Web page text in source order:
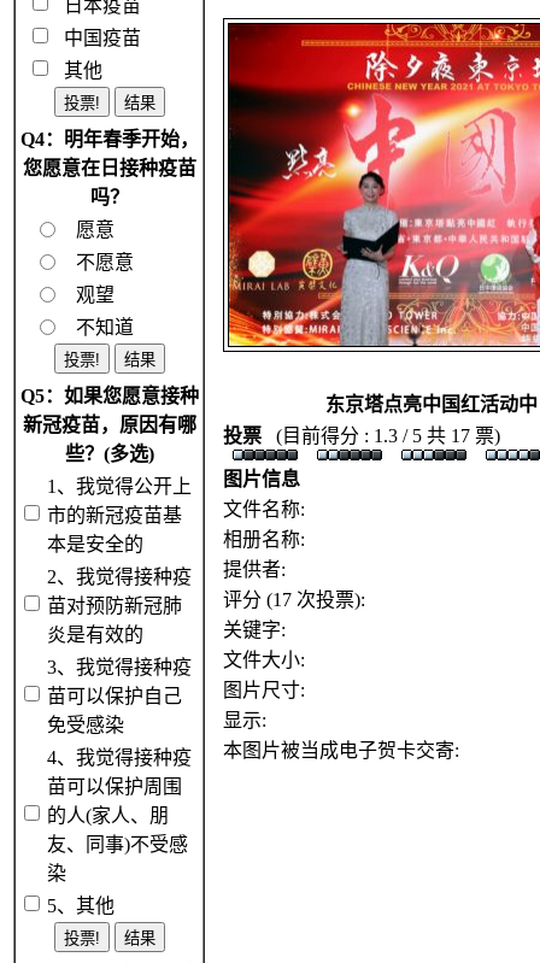
日本疫苗
中国疫苗
其他
Q4：明年春季开始，
您愿意在日接种疫苗
吗？
愿意
不愿意
观望
不知道
Q5：如果您愿意接种
新冠疫苗，原因有哪
些？(多选)
1、我觉得公开上
市的新冠疫苗基
本是安全的
2、我觉得接种疫
苗对预防新冠肺
炎是有效的
3、我觉得接种疫
苗可以保护自己
免受感染
4、我觉得接种疫
苗可以保护周围
的人(家人、朋
友、同事)不受感
染
5、其他
东京塔点亮中国红活动
投票
(目前得分 : 1.3 / 5 共 17 票)
图片信息
文件名称:
相册名称:
提供者:
评分 (17 次投票):
关键字:
文件大小:
图片尺寸:
显示:
本图片被当成电子贺卡交寄: